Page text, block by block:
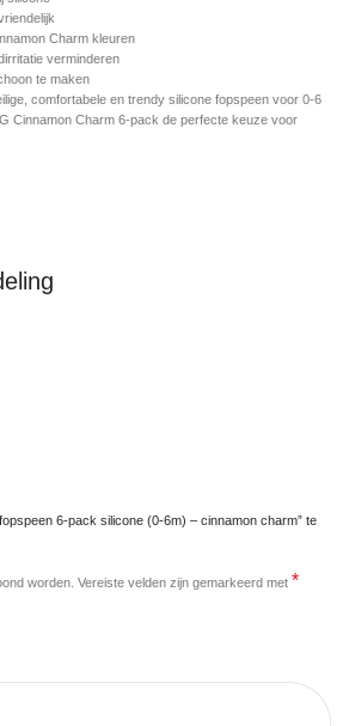
Charm kleuren
verminderen
te maken
comfortabele en trendy silicone fopspeen voor 0-6
Cinnamon Charm 6-pack de perfecte keuze voor
6-pack silicone (0-6m) – cinnamon charm” te
worden. Vereiste velden zijn gemarkeerd met *